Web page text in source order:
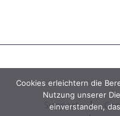
Support
Cookies erleichtern die
Nutzung unserer
einverstanden,